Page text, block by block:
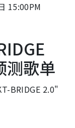
15:00PM
测歌单
BRIDGE 2.0"